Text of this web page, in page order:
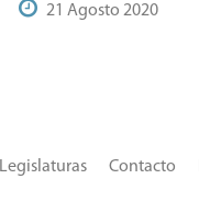
21 Agosto 2020
Contacto
Legislaturas